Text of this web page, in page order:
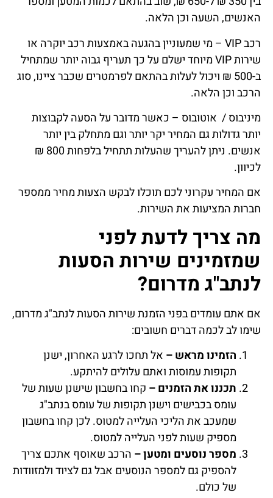
האנשים, השעה וכן הלאה.
רכב VIP – מי שמעוניין בהגעה באמצעות רכב יוקרה או
שירות VIP מיוחד ישלם על כך תעריף גבוה יותר שמתחיל
ב-500 ₪ ויכול לעלות בהתאם לפרמטרים שכבר ציינו, סוג
הרכב וכן הלאה.
מיניבוס / אוטובוס – כאשר מדובר על הסעה לקבוצות
יותר גדולות גם המחיר יקר יותר וגם מתחלק בין יותר
אנשים. ניתן להעריך שהעלות תתחיל בלפחות 800 ₪
לכיוון.
אם המחיר עקרוני לכם תוכלו לבקש הצעות מחיר ממספר
חברות המציעות את השירות.
מה צריך לדעת לפני
שמזמינים שירות הסעות
לנתב"ג מדרום?
אם אתם עומדים בפני הזמנת שירות הסעות לנתב"ג מדרום,
שימו לב לכמה דברים חשובים:
הזמינו מראש – אל תחכו לרגע האחרון, ישנן
תקופות עמוסות ואתם עלולים להיתקע.
תכננו את הזמנים – קחו בחשבון שישנן שעות של
עומס בכבישים וישנן תקופות של עומס בנתב"ג
שמעכב את הליכי העלייה למטוס. לכן קחו בחשבון
מספיק שעות לפני העלייה למטוס.
מספר נוסעים ומטען – הרכב שאוסף אתכם צריך
להספיק גם למספר הנוסעים אבל גם לציוד ולמזוודות
של כולם.